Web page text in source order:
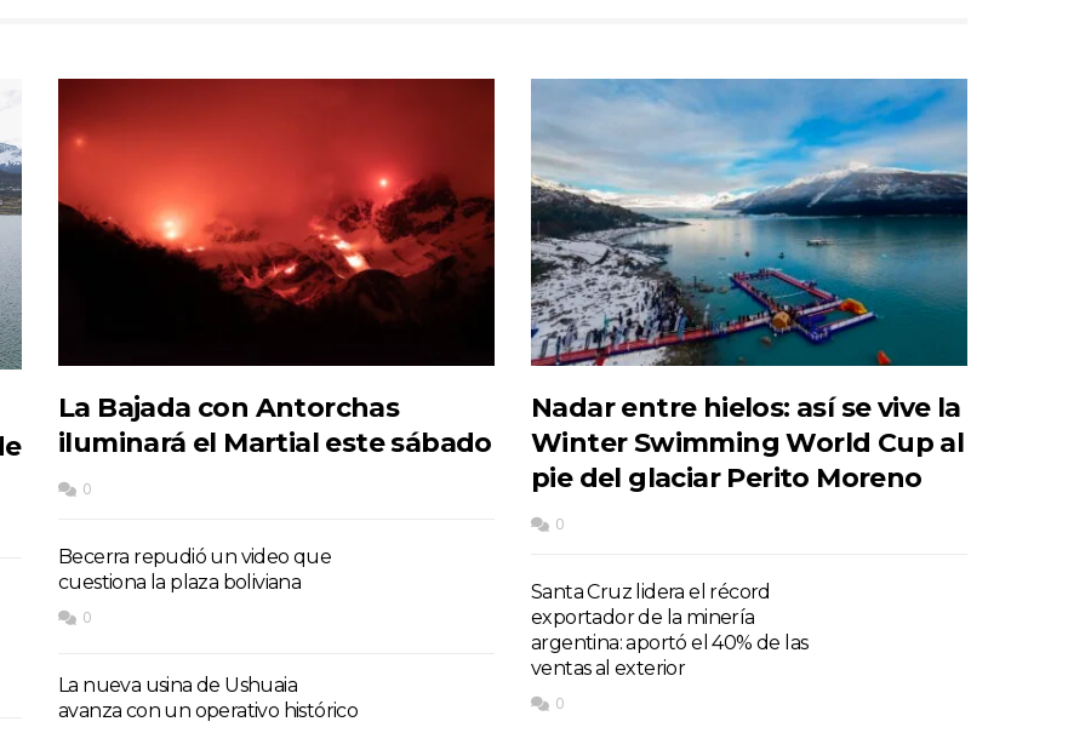
La Bajada con Antorchas
iluminará el Martial este sábado
0
Becerra repudió un video que
cuestiona la plaza boliviana
0
La nueva usina de Ushuaia
avanza con un operativo histórico
Nadar entre hielos: así se vive la
Winter Swimming World Cup al
pie del glaciar Perito Moreno
0
Santa Cruz lidera el récord
exportador de la minería
argentina: aportó el 40% de las
ventas al exterior
0